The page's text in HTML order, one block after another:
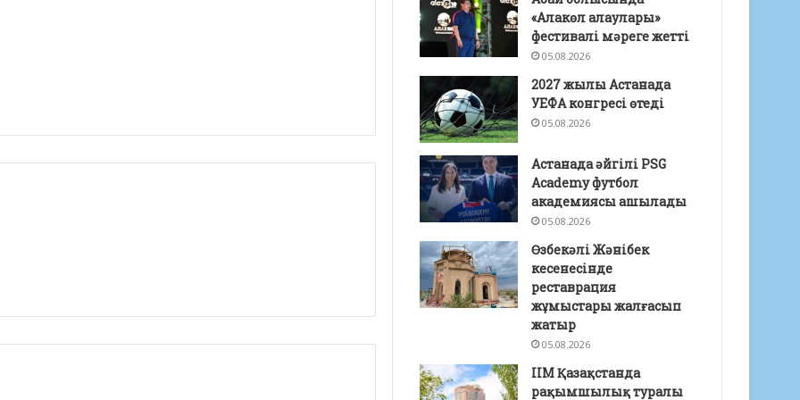
«Алакөл алаулары»
фестивалі мәреге жетті
05.08.2026
2027 жылы Астанада
УЕФА конгресі өтеді
05.08.2026
Астанада әйгілі PSG
Academy футбол
академиясы ашылады
05.08.2026
Өзбекәлі Жәнібек
кесенесінде
реставрация
жұмыстары жалғасып
жатыр
05.08.2026
ІІМ Қазақстанда
рақымшылық туралы